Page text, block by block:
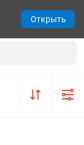
Открыть